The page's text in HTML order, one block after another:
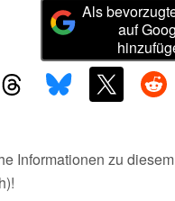
Als
auf
Informationen zu